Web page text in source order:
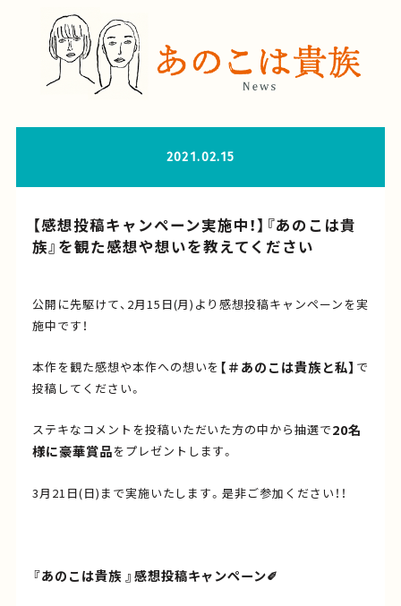
2021.02.15
【感想投稿キャンペーン実施中！】『あのこは貴
族』を観た感想や想いを教えてください
公開に先駆けて、2月15日(月)より感想投稿キャンペーンを実
施中です！
本作を観た感想や本作への想いを 【＃あのこは貴族と私】 で
投稿してください。
ステキなコメントを投稿いただいた方の中から抽選で20名
様に豪華賞品をプレゼントします。
3月21日(日)まで実施いたします。是非ご参加ください！！
『あのこは貴族 』感想投稿キャンペーン✐